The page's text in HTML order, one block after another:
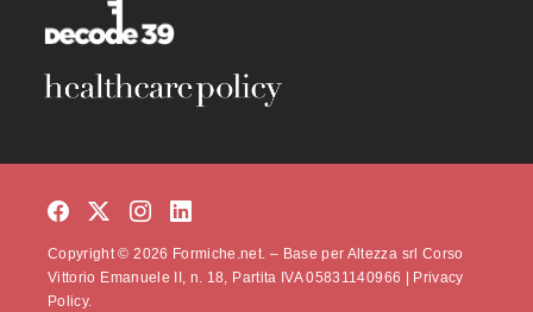
Copyright © 2026 Formiche.net. – Base per Altezza srl Corso
Vittorio Emanuele II, n. 18, Partita IVA 05831140966 |
Privacy
Policy.